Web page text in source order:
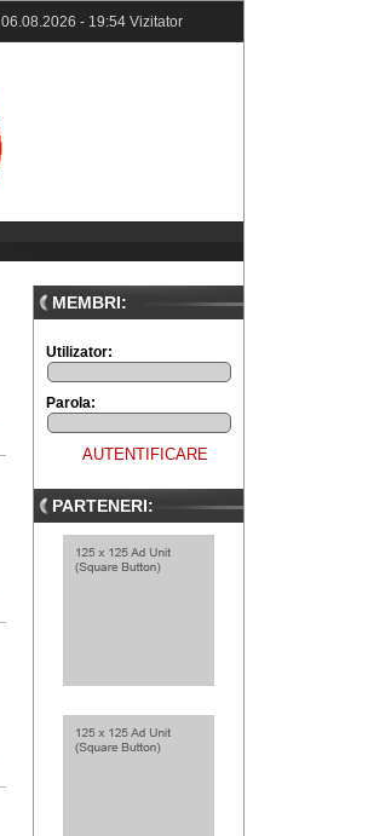
06.08.2026 - 19:54 Vizitator
MEMBRI:
Utilizator:
Parola:
PARTENERI: